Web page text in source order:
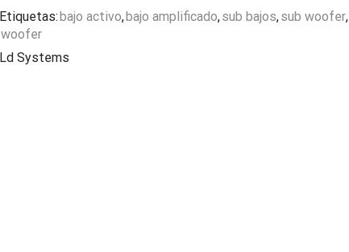
Etiquetas: bajo activo, bajo amplificado,sub bajos,sub woofer,
woofer
Ld Systems